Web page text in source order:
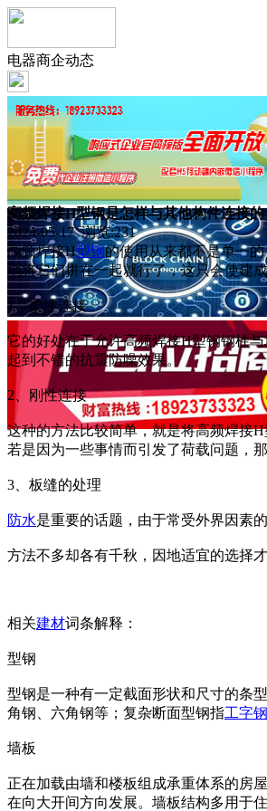
电器商企动态
高频焊接H型钢是怎样与其他构件连接
2024-05-17 浏览:231
高频焊接H型钢的使用从来都不是单一
地将它们拼在一起就行了，这只会使建
1、柔性连接
它的好处在于允许高频焊接H型钢钢柱
起到不错的抗震防噪效果。
2、刚性连接
这种的方法比较简单，就是将高频焊接
若是因为一些事情而引发了荷载问题，
3、板缝的处理
防水是重要的话题，由于常受外界因素
方法不多却各有千秋，因地适宜的选择才
相关建材词条解释：
型钢
型钢是一种有一定截面形状和尺寸的条
角钢、六角钢等；复杂断面型钢指工字钢
墙板
正在加载由墙和楼板组成承重体系的房
在向大开间方向发展。墙板结构多用于